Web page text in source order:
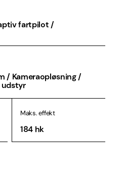
fartpilot /
/ Kameraopløsning /
Maks. effekt
184 hk